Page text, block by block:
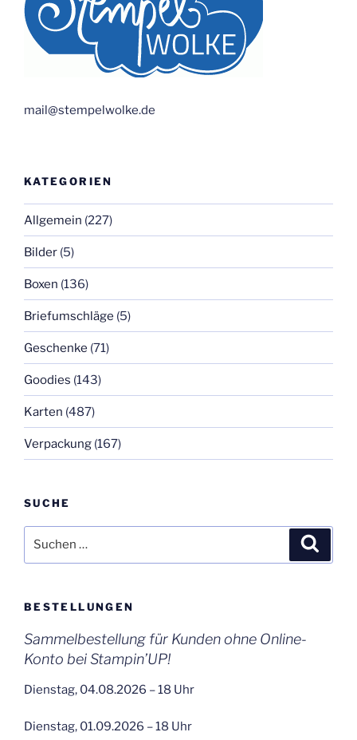
mail@stempelwolke.de
KATEGORIEN
Allgemein (227)
Bilder (5)
Boxen (136)
Briefumschläge (5)
Geschenke (71)
Goodies (143)
Karten (487)
Verpackung (167)
SUCHE
nach:
BESTELLUNGEN
Sammelbestellung für Kunden ohne Online-
Konto bei Stampin’UP!
Dienstag, 04.08.2026 – 18 Uhr
Dienstag, 01.09.2026 – 18 Uhr